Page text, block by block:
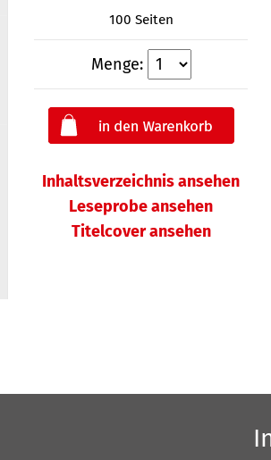
100 Seiten
Menge:
Inhaltsverzeichnis ansehen
Leseprobe ansehen
Titelcover ansehen